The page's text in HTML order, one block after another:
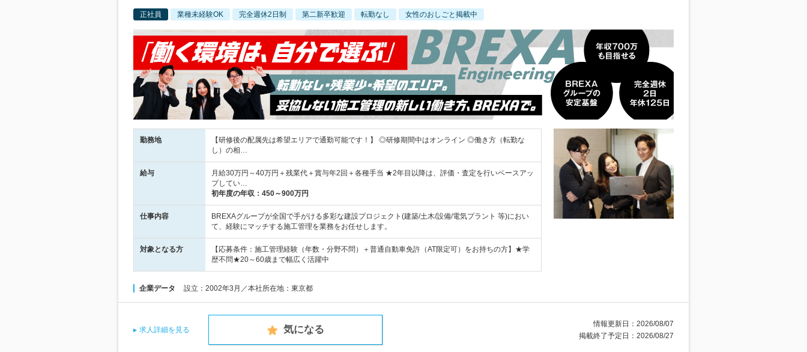
正社員 業種未経験OK 完全週休2日制 第二新卒歓迎 転勤なし 女性のおしごと掲載中
勤務地
【研修後の配属先は希望エリアで通勤可能です！】 ◎研修期間中はオンライン ◎働き方（転勤な
し）の相…
給与
月給30万円～40万円＋残業代＋賞与年2回＋各種手当 ★2年目以降は、評価・査定を行いベースアッ
プしてい…
初年度の年収： 450～900万円
仕事内容
BREXAグループが全国で手がける多彩な建設プロジェクト(建築/土木/設備/電気プラント 等)におい
て、経験にマッチする施工管理を業務をお任せします。
対象となる方
【応募条件：施工管理経験（年数・分野不問）＋普通自動車免許（AT限定可）をお持ちの方】★学
歴不問★20～60歳まで幅広く活躍中
企業データ 設立：2002年3月／本社所在地：東京都
求人詳細を見る 気になる
情報更新日：2026/08/07
掲載終了予定日：2026/08/27